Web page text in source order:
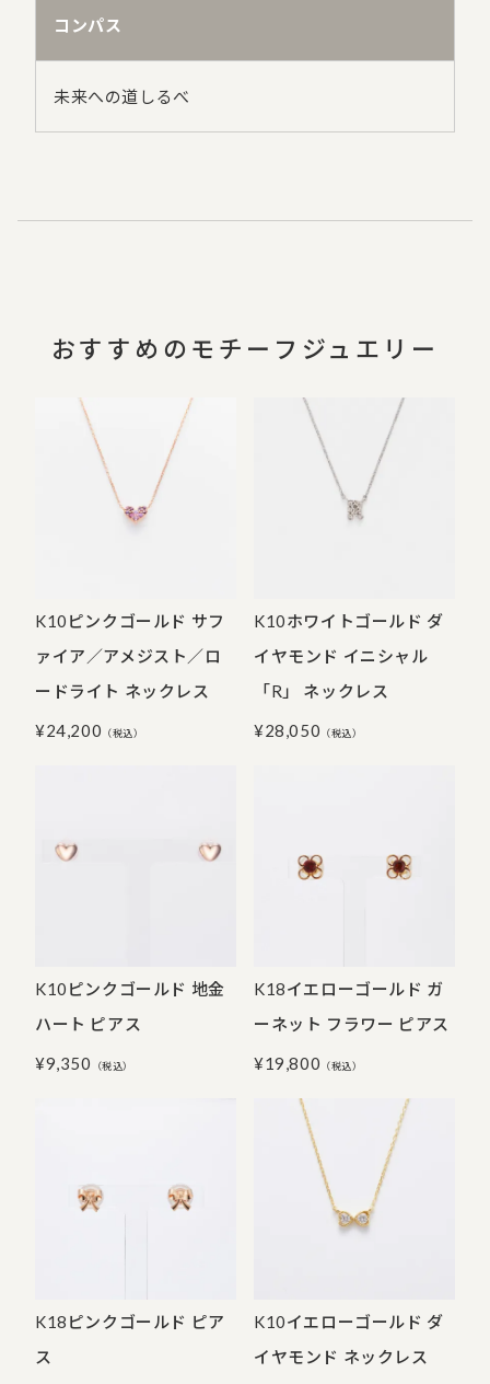
コンパス
未来への道しるべ
おすすめのモチーフジュエリー
K10ピンクゴールド サフ
ァイア／アメジスト／ロ
ードライト ネックレス
¥24,200 （税込）
K10ホワイトゴールド ダ
イヤモンド イニシャル
「R」 ネックレス
¥28,050 （税込）
K10ピンクゴールド 地金
ハート ピアス
¥9,350 （税込）
K18イエローゴールド ガ
ーネット フラワー ピアス
¥19,800 （税込）
K18ピンクゴールド ピア
ス
K10イエローゴールド ダ
イヤモンド ネックレス